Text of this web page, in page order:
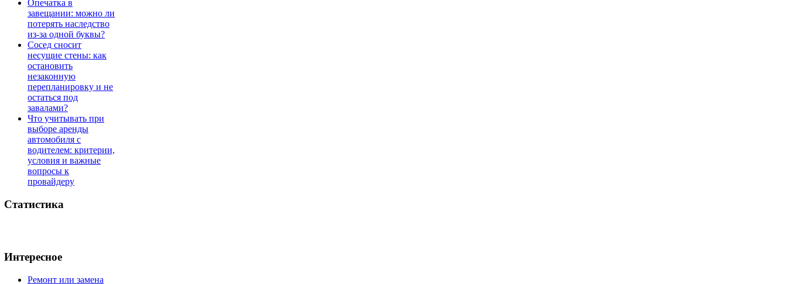
Опечатка в
завещании: можно ли
потерять наследство
из-за одной буквы?
Сосед сносит
несущие стены: как
остановить
незаконную
перепланировку и не
остаться под
завалами?
Что учитывать при
выборе аренды
автомобиля с
водителем: критерии,
условия и важные
вопросы к
провайдеру
Статистика
Интересное
Ремонт или замена